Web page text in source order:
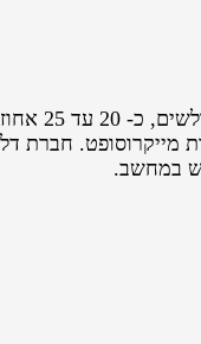
אתר אינטרנט נגיש הוא אתר
ועשויים להיטיב מתכני אינטרנט נגישים יותר, כך על פי מחקר שנערך
במחשב.